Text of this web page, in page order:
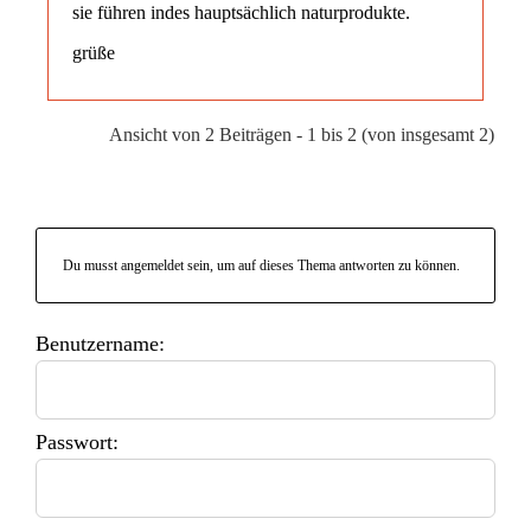
sie führen indes hauptsächlich naturprodukte.
grüße
Ansicht von 2 Beiträgen - 1 bis 2 (von insgesamt 2)
Du musst angemeldet sein, um auf dieses Thema antworten zu können.
Benutzername:
Passwort: